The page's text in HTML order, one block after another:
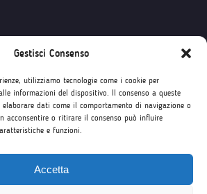
Gestisci Consenso
utilizziamo tecnologie come i cookie per
informazioni del dispositivo. Il consenso a queste
dati come il comportamento di navigazione o
acconsentire o ritirare il consenso può influire
e funzioni.
Accetta